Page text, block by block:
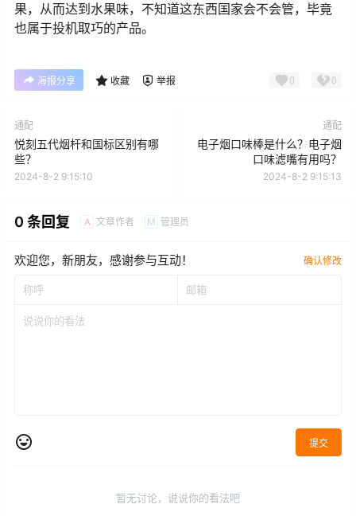
果，从而达到水果味，不知道这东西国家会不会管，毕竟
也属于投机取巧的产品。
海报分享 收藏 举报 0 0
通配
悦刻五代烟杆和国标区别有哪
些？
2024-8-2 9:15:10
通配
电子烟口味棒是什么？电子烟
口味滤嘴有用吗？
2024-8-2 9:15:13
0 条回复 A 文章作者 M 管理员
欢迎您，新朋友，感谢参与互动！ 确认修改
提交
暂无讨论，说说你的看法吧